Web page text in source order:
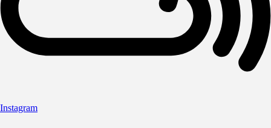
Instagram